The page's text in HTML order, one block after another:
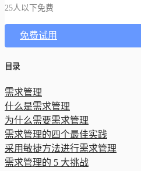
25人以下免费
免费试用
目录
需求管理
什么是需求管理
为什么需要需求管理
需求管理的四个最佳实践
采用敏捷方法进行需求管理
需求管理的 5 大挑战